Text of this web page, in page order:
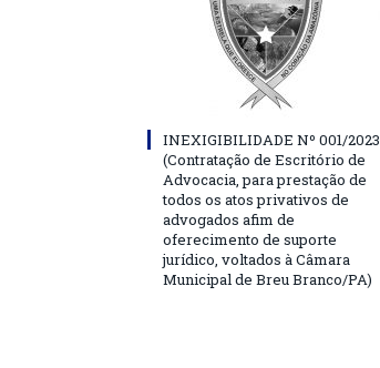
INEXIGIBILIDADE Nº 001/2023
(Contratação de Escritório de
Advocacia, para prestação de
todos os atos privativos de
advogados afim de
oferecimento de suporte
jurídico, voltados à Câmara
Municipal de Breu Branco/PA)